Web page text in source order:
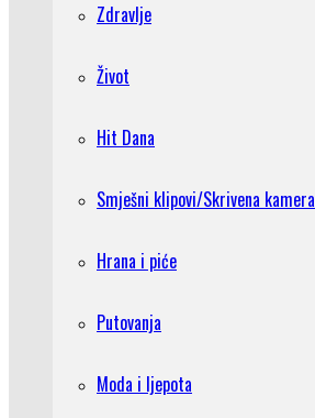
Zdravlje
Život
Hit Dana
Smješni klipovi/Skrivena kamera
Hrana i piće
Putovanja
Moda i ljepota